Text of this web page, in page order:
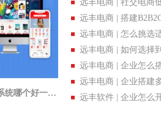
远丰电商 | 网上的多用户商城系统哪个好一些?
远丰电商 | 企业怎么
远丰软件 | 企业怎么